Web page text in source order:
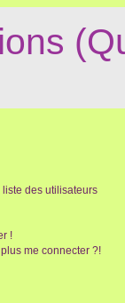
des utilisateurs
!
me connecter ?!